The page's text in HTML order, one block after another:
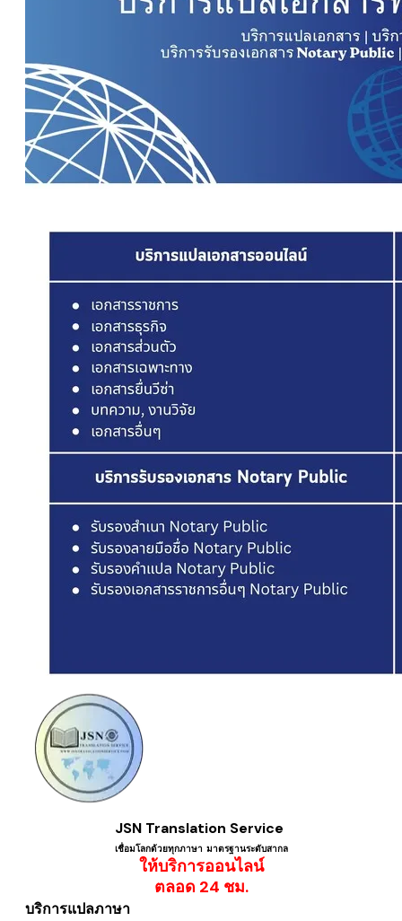
JSN Translation Service
เชื่อมโลกด้วยทุกภาษา ​มาตรฐานระดับสากล
ให้บริการออนไลน์
​ตลอด 24 ชม.
บริการแปลภาษา